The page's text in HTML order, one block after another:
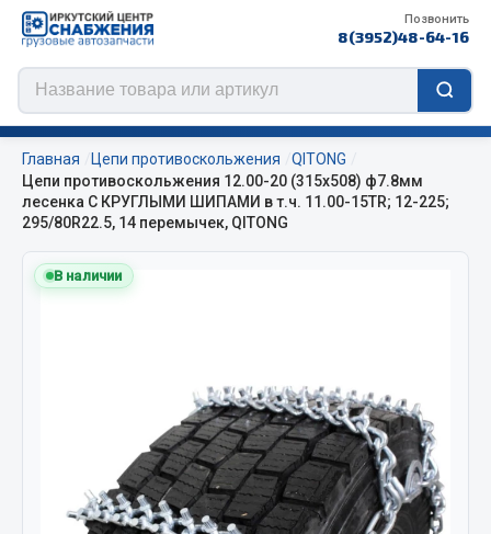
Позвонить
8(3952)48-64-16
Цепи противоскольжения
ЦЕПИ РОССИЯ
Отопители салона, подогреватели
Главная Цепи противоскольжения
QITONG
Цепи противоскольжения 12.00-20 (315х508) ф7.8мм
лесенка С КРУГЛЫМИ ШИПАМИ в т.ч. 11.00-15TR; 12-225;
295/80R22.5, 14 перемычек, QITONG
В наличии